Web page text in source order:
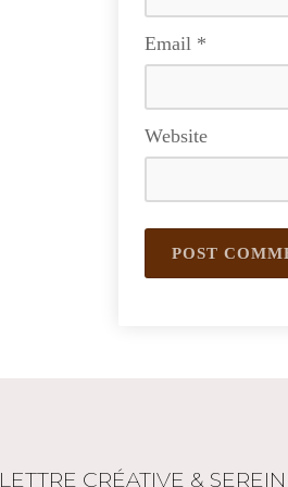
Email *
Website
LETTRE CRÉATIVE &